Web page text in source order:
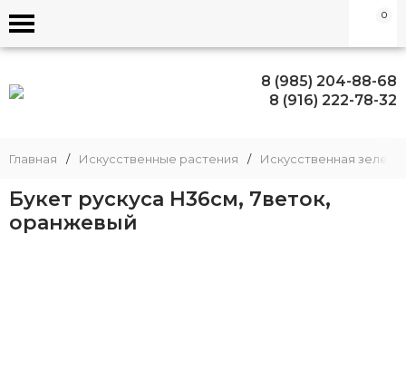
0
8 (985) 204-88-68
8 (916) 222-78-32
Главная / Искусственные растения / Искусственная зелень
Букет рускуса Н36см, 7веток,
оранжевый